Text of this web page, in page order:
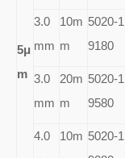
5μ
m
3.0
mm
10m
m
5020-1
9180
3.0
mm
20m
m
5020-1
9580
4.0
10m 5020-1